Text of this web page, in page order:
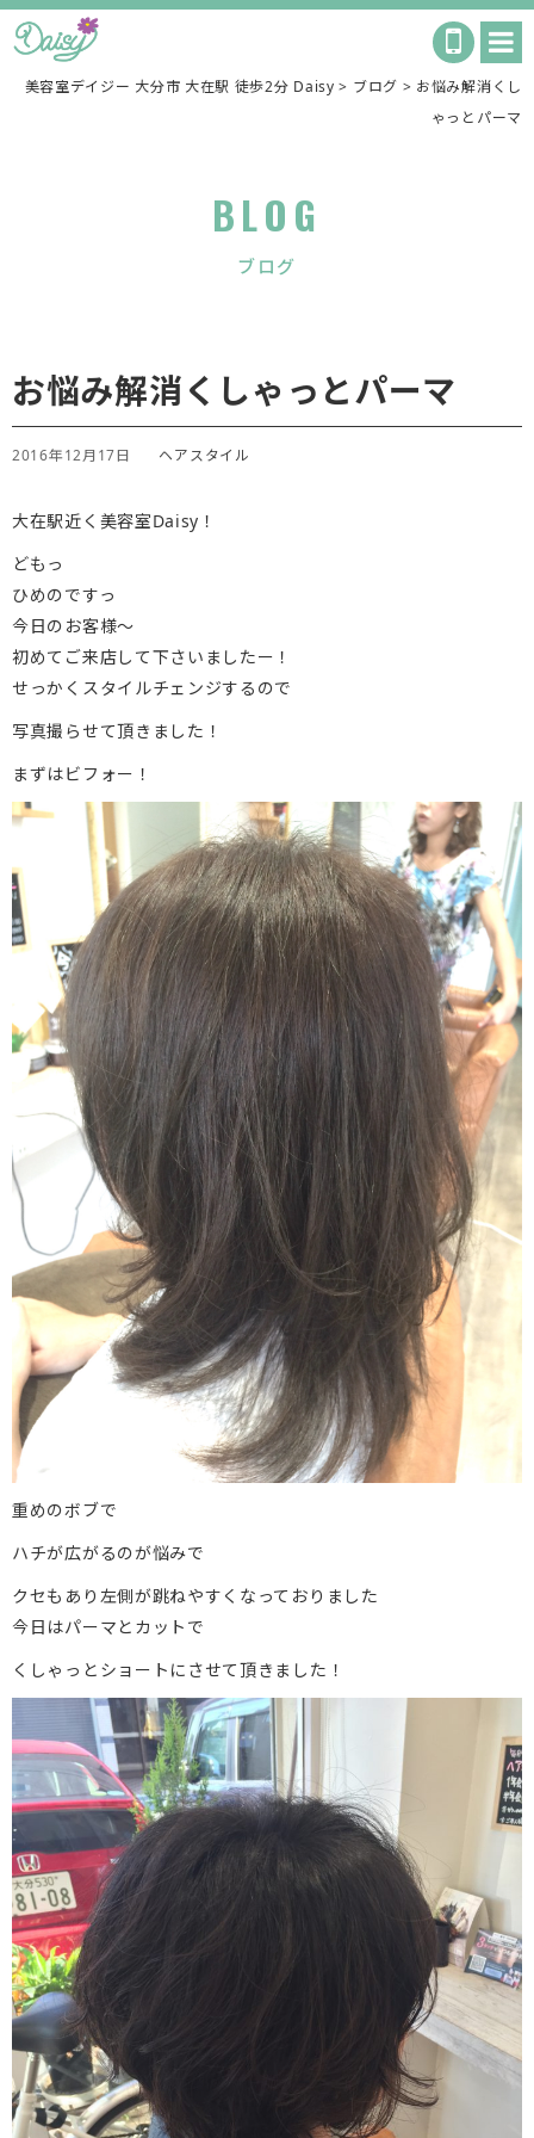
美容室デイジー 大分市 大在駅 徒歩2分 Daisy > ブログ > お悩み解消くし
ゃっとパーマ
BLOG
ブログ
お悩み解消くしゃっとパーマ
2016年12月17日 ヘアスタイル
大在駅近く美容室Daisy！
どもっ
ひめのですっ
今日のお客様〜
初めてご来店して下さいましたー！
せっかくスタイルチェンジするので
写真撮らせて頂きました！
まずはビフォー！
重めのボブで
ハチが広がるのが悩みで
クセもあり左側が跳ねやすくなっておりました
今日はパーマとカットで
くしゃっとショートにさせて頂きました！